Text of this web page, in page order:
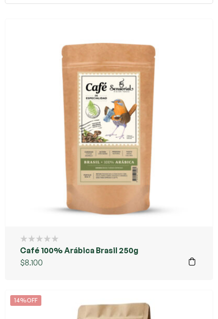
Café 100% Arábica Brasil 250g
$8.100
14%OFF